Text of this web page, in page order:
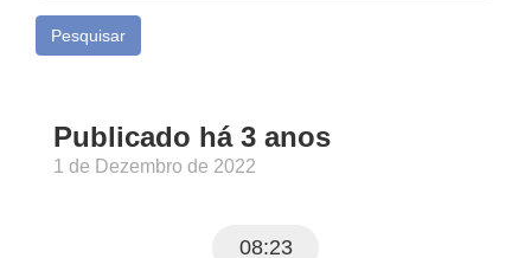
Pesquisar
Publicado há 3 anos
1 de Dezembro de 2022
08:23